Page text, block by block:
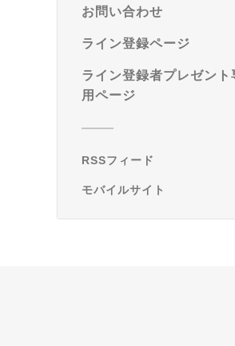
お問い合わせ
ライン登録ページ
ライン登録者プレゼント
用ページ
RSSフィード
モバイルサイト